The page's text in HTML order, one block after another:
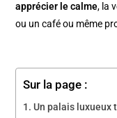
apprécier le calme, la
ou un café ou même
Sur la page :
Un palais luxueux